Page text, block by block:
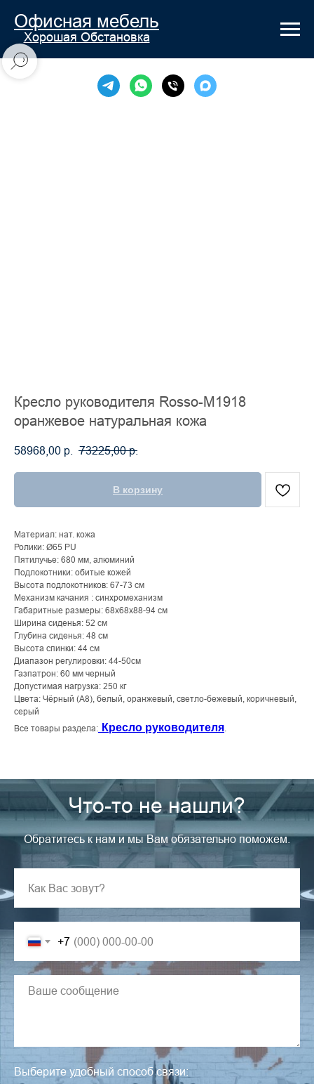
Офисная мебель
Хорошая Обстановка
Кресло руководителя Rosso-M1918
оранжевое натуральная кожа
58968,00 р. 73225,00 р.
В корзину
Материал: нат. кожа
Ролики: Ø65 PU
Пятилучье: 680 мм, алюминий
Подлокотники: обитые кожей
Высота подлокотников: 67-73 см
Механизм качания : синхромеханизм
Габаритные размеры: 68х68х88-94 см
Ширина сиденья: 52 см
Глубина сиденья: 48 см
Высота спинки: 44 см
Диапазон регулировки: 44-50см
Газпатрон: 60 мм черный
Допустимая нагрузка: 250 кг
Цвета: Чёрный (A8), белый, оранжевый, светло-бежевый, коричневый,
серый
Все товары раздела: Кресло руководителя.
Что-то не нашли?
Обратитесь к нам и мы Вам обязательно поможем.
+7
Выберите удобный способ связи: